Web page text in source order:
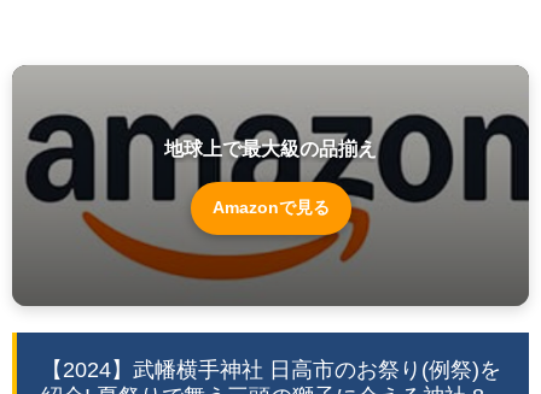
地球上で最大級の品揃え
Amazonで見る
【2024】武幡横手神社 日高市のお祭り(例祭)を